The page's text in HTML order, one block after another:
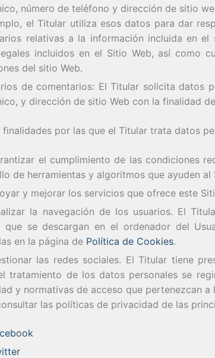
número de teléfono y dirección de sitio
el Titular utiliza esos datos para dar
relativas a la información incluida en
incluidos en el Sitio Web, así como
del sitio Web.
de comentarios: El Titular solicita datos
y dirección de sitio Web con la finalidad
finalidades por las que el Titular trata datos
el cumplimiento de las condiciones
de herramientas y algoritmos que ayuden
y mejorar los servicios que ofrece este
la navegación de los usuarios. El
que se descargan en el ordenador del
en la página de Política de Cookies.
las redes sociales. El Titular tiene
tratamiento de los datos personales se
y normativas de acceso que pertenezcan
las políticas de privacidad de las